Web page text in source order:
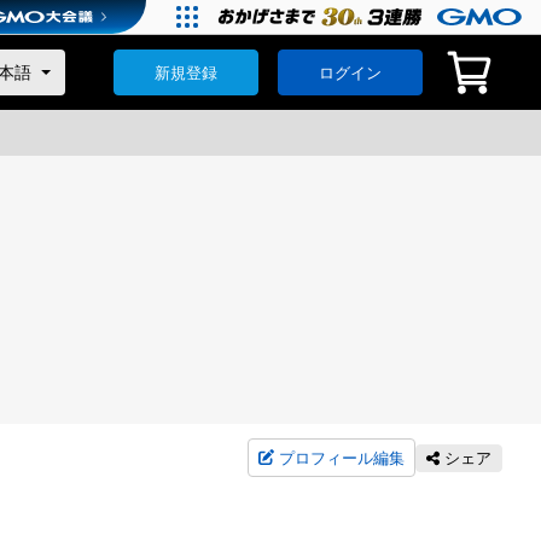
新規登録 ログイン
プロフィール編集 シェア